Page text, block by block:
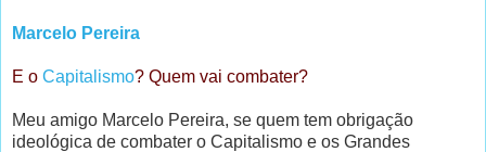
Marcelo Pereira
E o Capitalismo? Quem vai combater?
Meu amigo Marcelo Pereira, se quem tem obrigação
ideológica de combater o Capitalismo e os Grandes